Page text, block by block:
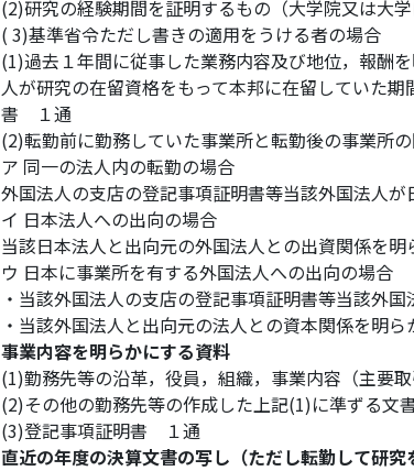
(2)研究の経験期間を証明するもの（大学院又は大
( 3)基準省令ただし書きの適用をうける者の場合
(1)過去１年間に従事した業務内容及び地位，報酬
人が研究の在留資格をもって本邦に在留していた
書 １通
(2)転勤前に勤務していた事業所と転勤後の事業所
ア 同一の法人内の転勤の場合
外国法人の支店の登記事項証明書等当該外国法人
イ 日本法人への出向の場合
当該日本法人と出向元の外国法人との出資関係を
ウ 日本に事業所を有する外国法人への出向の場合
・当該外国法人の支店の登記事項証明書等当該外
・当該外国法人と出向元の法人との資本関係を明
事業内容を明らかにする資料
(1)勤務先等の沿革，役員，組織，事業内容（主要
(2)その他の勤務先等の作成した上記(1)に準ずる
(3)登記事項証明書 １通
直近の年度の決算文書の写し（ただし転勤して研